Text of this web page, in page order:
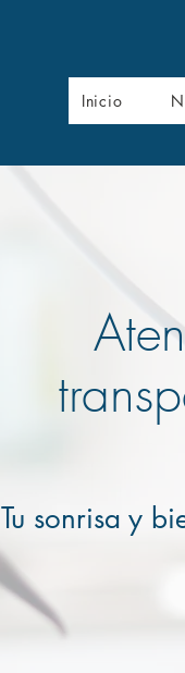
Inicio
Tu sonrisa y